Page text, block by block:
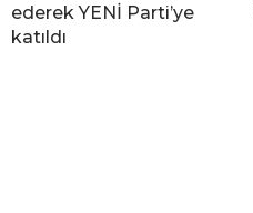
ederek YENİ Parti’ye
katıldı